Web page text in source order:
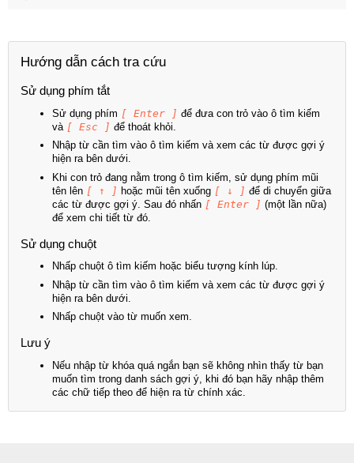
Hướng dẫn cách tra cứu
Sử dụng phím tắt
Sử dụng phím [ Enter ] để đưa con trỏ vào ô tìm kiếm
và [ Esc ] để thoát khỏi.
Nhập từ cần tìm vào ô tìm kiếm và xem các từ được gợi ý
hiện ra bên dưới.
Khi con trỏ đang nằm trong ô tìm kiếm, sử dụng phím mũi
tên lên [ ↑ ] hoặc mũi tên xuống [ ↓ ] để di chuyển giữa
các từ được gợi ý. Sau đó nhấn [ Enter ] (một lần nữa)
để xem chi tiết từ đó.
Sử dụng chuột
Nhấp chuột ô tìm kiếm hoặc biểu tượng kính lúp.
Nhập từ cần tìm vào ô tìm kiếm và xem các từ được gợi ý
hiện ra bên dưới.
Nhấp chuột vào từ muốn xem.
Lưu ý
Nếu nhập từ khóa quá ngắn bạn sẽ không nhìn thấy từ bạn
muốn tìm trong danh sách gợi ý, khi đó bạn hãy nhập thêm
các chữ tiếp theo để hiện ra từ chính xác.